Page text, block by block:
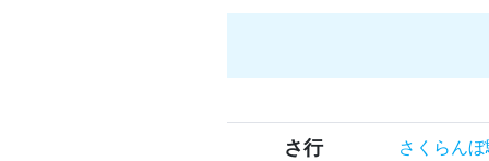
さ行 さくらん